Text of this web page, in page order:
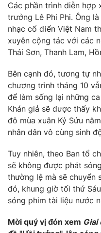
Nhân vật
Khán giả
Giải sao mai
Điện ảnh
Âm nhạc
Sao
Đời sống
Du lịch
Làm đẹp
Chất lượng cuộc sống
Giáo dục
Học trực tuyến
Công nghệ
Hitech Công nghệ tương
Sản phẩm
Thị trường
Tư vấn
Giao lưu trực tuyến
Lịch phát sóng
Chuyên mục khác
Emagazine
Các phần trình diễn hợp
trưởng Lê Phi Phi. Ông
nhạc cổ điển Việt Nam
xuyên cộng tác với các
Thái Sơn, Thanh Lam,
Bên cạnh đó, tương tự
chương trình tháng 10
để làm sống lại những
Khán giả sẽ được thấy
đô mùa xuân Kỷ Sửu
nhân dân vô cùng sinh
Tuy nhiên, theo Ban tổ
sẽ không được phát
thường lệ mà sẽ chuyển
đó, khung giờ tối thứ
sóng phim tài liệu nước
Mời quý vị đón xem Giai